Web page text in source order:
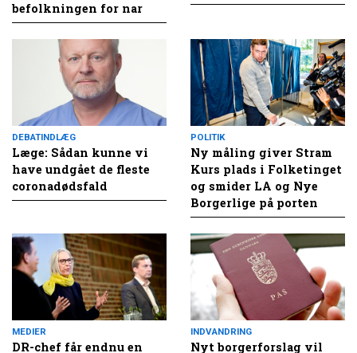
befolkningen for nar
DEBATINDLÆG
Læge: Sådan kunne vi
have undgået de fleste
coronadødsfald
POLITIK
Ny måling giver Stram
Kurs plads i Folketinget
og smider LA og Nye
Borgerlige på porten
MEDIER
DR-chef får endnu en
INDVANDRING
Nyt borgerforslag vil